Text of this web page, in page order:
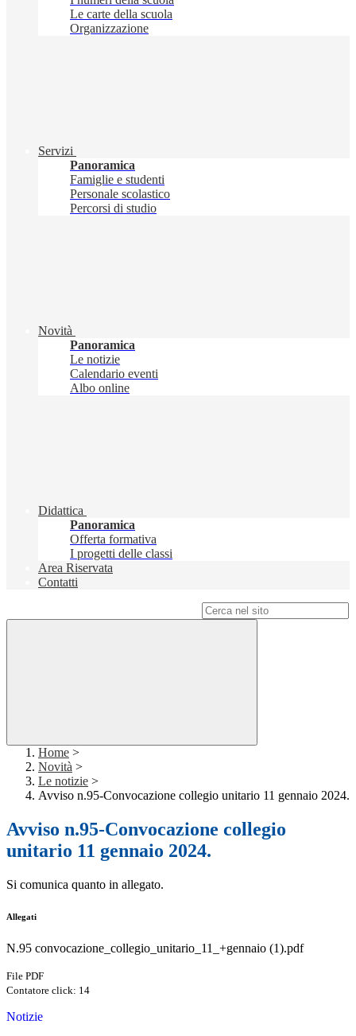
Le carte della scuola
Organizzazione
Servizi
Panoramica
Famiglie e studenti
Personale scolastico
Percorsi di studio
Novità
Panoramica
Le notizie
Calendario eventi
Albo online
Didattica
Panoramica
Offerta formativa
I progetti delle classi
Area Riservata
Contatti
Home >
Novità >
Le notizie >
Avviso n.95-Convocazione collegio unitario 11 gennaio 2024.
Avviso n.95-Convocazione collegio
unitario 11 gennaio 2024.
Si comunica quanto in allegato.
Allegati
N.95 convocazione_collegio_unitario_11_+gennaio (1).pdf
File PDF
Contatore click: 14
Notizie